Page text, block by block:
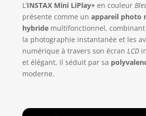
L’INSTAX Mini LiPlay+en couleur
présente comme un appareil photo
hybridemultifonctionnel, combinant
la photographie instantanée et les
numérique à travers son écran LCD
et élégant, il séduit par sa
moderne.